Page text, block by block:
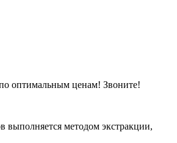
оптимальным ценам! Звоните!
методом экстракции,